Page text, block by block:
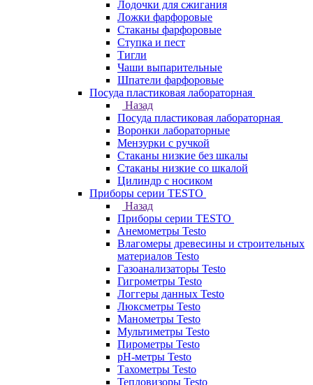
Лодочки для сжигания
Ложки фарфоровые
Стаканы фарфоровые
Ступка и пест
Тигли
Чаши выпарительные
Шпатели фарфоровые
Посуда пластиковая лабораторная
Назад
Посуда пластиковая лабораторная
Воронки лабораторные
Мензурки с ручкой
Стаканы низкие без шкалы
Стаканы низкие со шкалой
Цилиндр с носиком
Приборы серии TESTO
Назад
Приборы серии TESTO
Анемометры Testo
Влагомеры древесины и строительных
материалов Testo
Газоанализаторы Testo
Гигрометры Testo
Логгеры данных Testo
Люксметры Testo
Манометры Testo
Мультиметры Testo
Пирометры Testo
pH-метры Testo
Тахометры Testo
Тепловизоры Testo